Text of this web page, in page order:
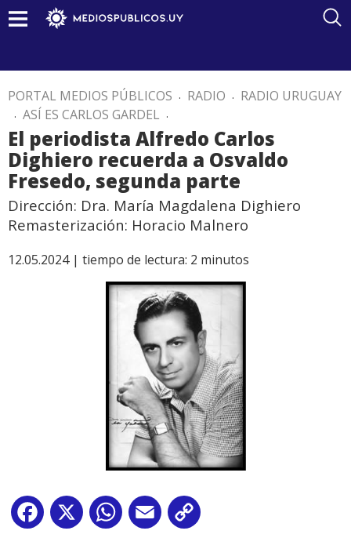
PORTAL MEDIOS PÚBLICOS . RADIO . RADIO URUGUAY
. ASÍ ES CARLOS GARDEL .
El periodista Alfredo Carlos
Dighiero recuerda a Osvaldo
Fresedo, segunda parte
Dirección: Dra. María Magdalena Dighiero
Remasterización: Horacio Malnero
12.05.2024 | tiempo de lectura: 2 minutos
Facebook
X WhatsApp
Email